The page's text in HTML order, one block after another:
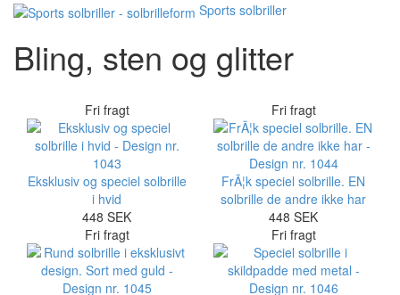
Sports solbriller
Bling, sten og glitter
Fri fragt
Eksklusiv og speciel solbrille
i hvid
448 SEK
Fri fragt
FrÃ¦k speciel solbrille. EN
solbrille de andre ikke har
448 SEK
Fri fragt
Fri fragt